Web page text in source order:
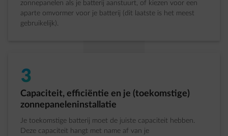
zonnepanelen als je batterij aanstuurt, of kiezen voor een
aparte omvormer voor je batterij (dit laatste is het meest
gebruikelijk).
3
Stap 3 van 5:
Capaciteit, efficiëntie en je (toekomstige)
zonnepaneleninstallatie
Je toekomstige batterij moet de juiste capaciteit hebben.
Deze capaciteit hangt met name af van je